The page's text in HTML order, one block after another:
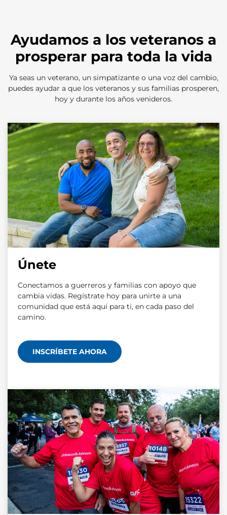
Ayudamos a los veteranos a
prosperar para toda la vida
Ya seas un veterano, un simpatizante o una voz del cambio,
puedes ayudar a que los veteranos y sus familias prosperen,
hoy y durante los años venideros.
Únete
Conectamos a guerreros y familias con apoyo que
cambia vidas. Regístrate hoy para unirte a una
comunidad que está aquí para ti, en cada paso del
camino.
INSCRÍBETE AHORA